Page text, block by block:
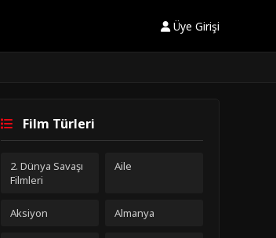
Üye Girişi
Film Türleri
2. Dünya Savaşı
Filmleri
Aile
Aksiyon Almanya